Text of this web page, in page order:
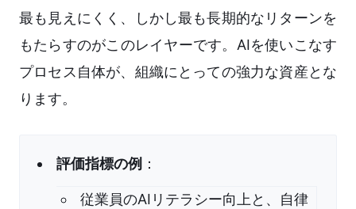
最も見えにくく、しかし最も長期的なリターンを
もたらすのがこのレイヤーです。AIを使いこなす
プロセス自体が、組織にとっての強力な資産とな
ります。
評価指標の例 ：
従業員のAIリテラシー向上と、自律